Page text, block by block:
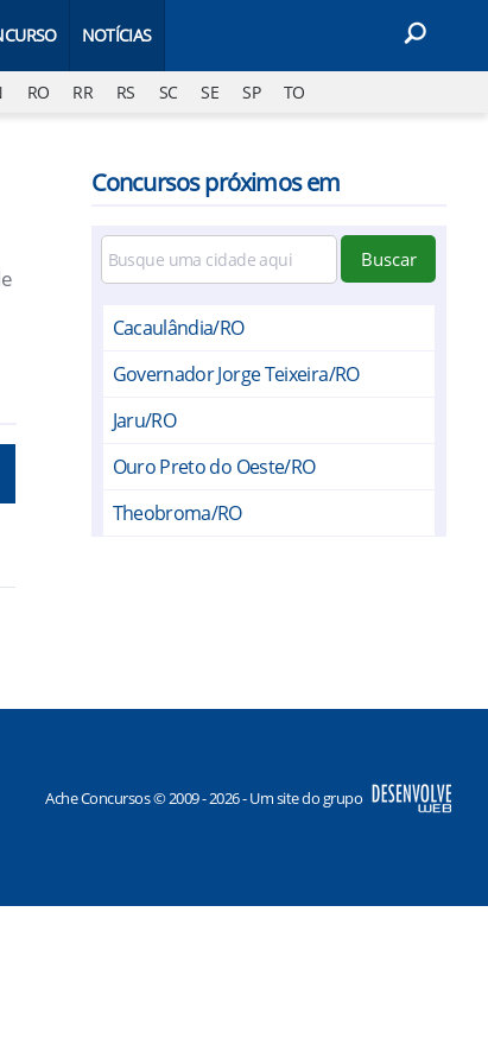
NOTÍCIAS
RO RR RS SC SE SP TO
Concursos próximos em
Buscar
Cacaulândia/RO
Governador Jorge Teixeira/RO
Jaru/RO
Ouro Preto do Oeste/RO
Theobroma/RO
Ache Concursos © 2009 - 2026 - Um site do grupo